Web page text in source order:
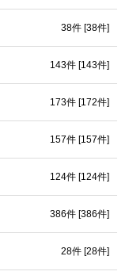
38件 [38件]
143件 [143件]
173件 [172件]
157件 [157件]
124件 [124件]
386件 [386件]
28件 [28件]